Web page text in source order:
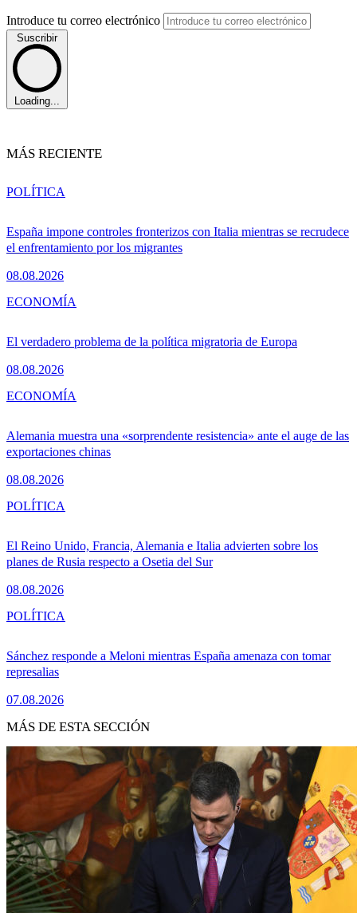
Introduce tu correo electrónico
Suscribir
Loading...
MÁS RECIENTE
España impone controles fronterizos con Italia mientras se recrudece
el enfrentamiento por los migrantes
08.08.2026
POLÍTICA
El verdadero problema de la política migratoria de Europa
08.08.2026
ECONOMÍA
Alemania muestra una «sorprendente resistencia» ante el auge de las
exportaciones chinas
08.08.2026
ECONOMÍA
El Reino Unido, Francia, Alemania e Italia advierten sobre los
planes de Rusia respecto a Osetia del Sur
08.08.2026
POLÍTICA
Sánchez responde a Meloni mientras España amenaza con tomar
represalias
07.08.2026
POLÍTICA
MÁS DE ESTA SECCIÓN